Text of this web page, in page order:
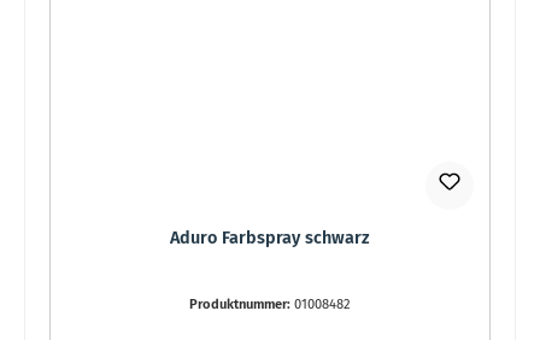
Aduro Farbspray schwarz
Produktnummer: 01008482